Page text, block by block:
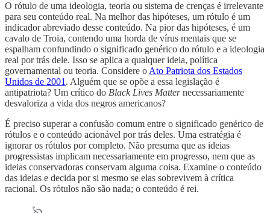
O rótulo de uma ideologia, teoria ou sistema de crenças é irrelevante
para seu conteúdo real. Na melhor das hipóteses, um rótulo é um
indicador abreviado desse conteúdo. Na pior das hipóteses, é um
cavalo de Troia, contendo uma horda de vírus mentais que se
espalham confundindo o significado genérico do rótulo e a ideologia
real por trás dele. Isso se aplica a qualquer ideia, política
governamental ou teoria. Considere o Ato Patriota dos Estados
Unidos de 2001 . Alguém que se opõe a essa legislação é
antipatriota? Um crítico do Black Lives Matternecessariamente
desvaloriza a vida dos negros americanos?
É preciso superar a confusão comum entre o significado genérico de
rótulos e o conteúdo acionável por trás deles. Uma estratégia é
ignorar os rótulos por completo. Não presuma que as ideias
progressistas implicam necessariamente em progresso, nem que as
ideias conservadoras conservam alguma coisa. Examine o conteúdo
das ideias e decida por si mesmo se elas sobrevivem à crítica
racional. Os rótulos não são nada; o conteúdo é rei.